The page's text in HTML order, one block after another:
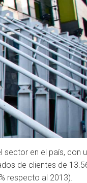
en el país, con
de clientes de
respecto al 2013).